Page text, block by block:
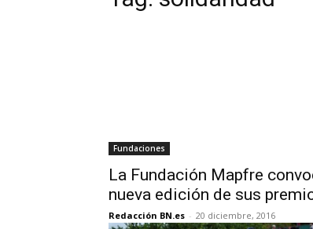
Fundaciones
La Fundación Mapfre
nueva edición de sus
Redacción BN.es - 20 diciembre, 2016